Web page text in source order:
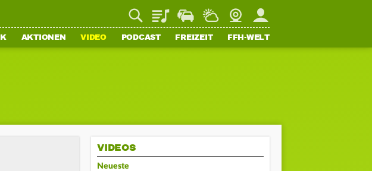
PlaylistStaupilotWetterWebcamMein FFH
AKTIONEN VIDEO PODCAST FREIZEIT FFH-WELT
VIDEOS
Neueste